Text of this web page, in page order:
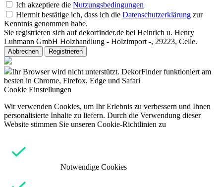
Ich akzeptiere die Nutzungsbedingungen
Hiermit bestätige ich, dass ich die Datenschutzerklärung zur
Kenntnis genommen habe.
Sie registrieren sich auf dekorfinder.de bei Heinrich u. Henry
Luhmann GmbH Holzhandlung - Holzimport -, 29223, Celle.
Abbrechen Registrieren
Ihr Browser wird nicht unterstützt. DekorFinder funktioniert am
besten in Chrome, Firefox, Edge und Safari
Cookie Einstellungen
Wir verwenden Cookies, um Ihr Erlebnis zu verbessern und Ihnen
personalisierte Inhalte zu liefern. Durch die Verwendung dieser
Website stimmen Sie unseren Cookie-Richtlinien zu
Notwendige Cookies